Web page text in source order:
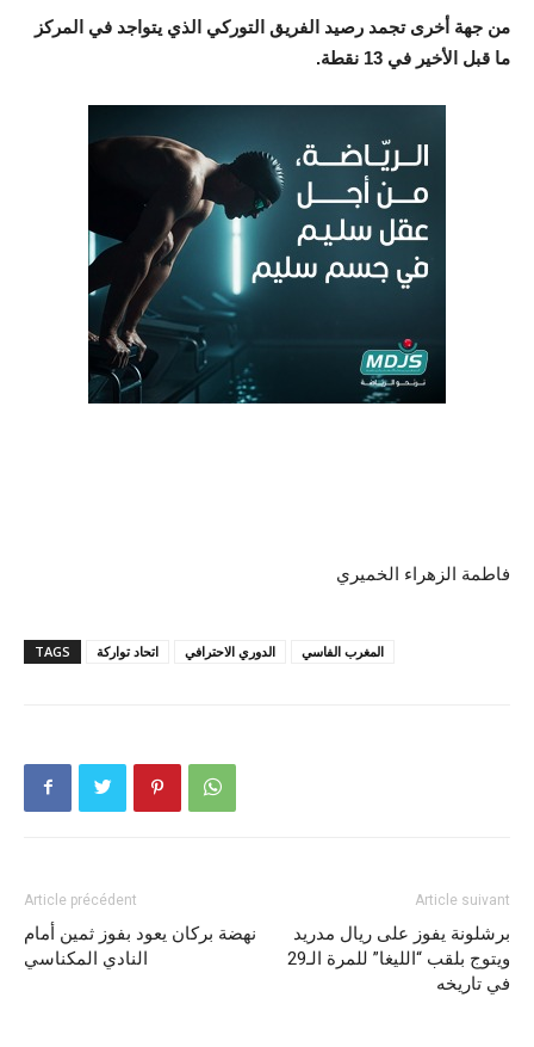
من جهة أخرى تجمد رصيد الفريق التوركي الذي يتواجد في المركز
ما قبل الأخير في 13 نقطة.
فاطمة الزهراء الخميري
TAGS اتحاد تواركة الدوري الاحترافي المغرب الفاسي
Article précédent
نهضة بركان يعود بفوز ثمين أمام
النادي المكناسي
Article suivant
برشلونة يفوز على ريال مدريد
ويتوج بلقب “الليغا” للمرة الـ29
في تاريخه